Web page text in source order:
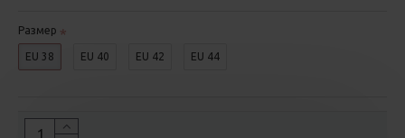
Размер
EU 38 EU 40 EU 42 EU 44